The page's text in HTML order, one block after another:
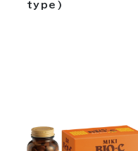
type)